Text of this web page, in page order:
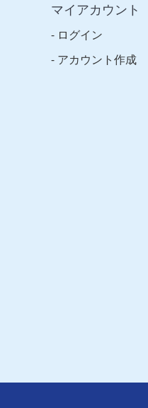
マイアカウント
ログイン
アカウント作成